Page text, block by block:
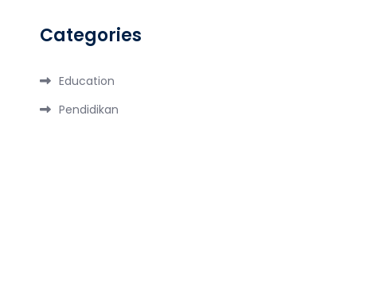
Categories
Education
Pendidikan